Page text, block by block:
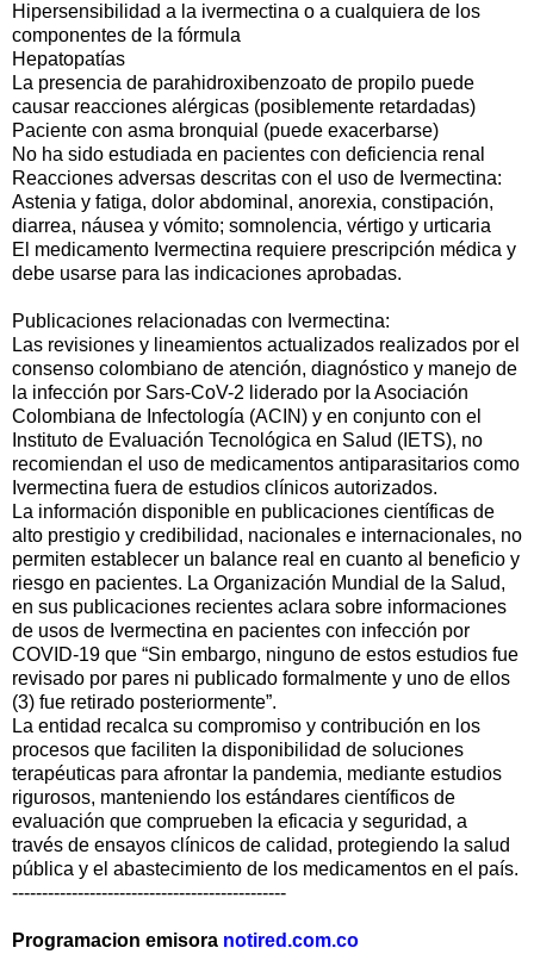
Hipersensibilidad a la ivermectina o a cualquiera de los
componentes de la fórmula
Hepatopatías
La presencia de parahidroxibenzoato de propilo puede
causar reacciones alérgicas (posiblemente retardadas)
Paciente con asma bronquial (puede exacerbarse)
No ha sido estudiada en pacientes con deficiencia renal
Reacciones adversas descritas con el uso de Ivermectina:
Astenia y fatiga, dolor abdominal, anorexia, constipación,
diarrea, náusea y vómito; somnolencia, vértigo y urticaria
El medicamento Ivermectina requiere prescripción médica y
debe usarse para las indicaciones aprobadas.
Publicaciones relacionadas con Ivermectina:
Las revisiones y lineamientos actualizados realizados por el
consenso colombiano de atención, diagnóstico y manejo de
la infección por Sars-CoV-2 liderado por la Asociación
Colombiana de Infectología (ACIN) y en conjunto con el
Instituto de Evaluación Tecnológica en Salud (IETS), no
recomiendan el uso de medicamentos antiparasitarios como
Ivermectina fuera de estudios clínicos autorizados.
La información disponible en publicaciones científicas de
alto prestigio y credibilidad, nacionales e internacionales, no
permiten establecer un balance real en cuanto al beneficio y
riesgo en pacientes. La Organización Mundial de la Salud,
en sus publicaciones recientes aclara sobre informaciones
de usos de Ivermectina en pacientes con infección por
COVID-19 que “Sin embargo, ninguno de estos estudios fue
revisado por pares ni publicado formalmente y uno de ellos
(3) fue retirado posteriormente”.
La entidad recalca su compromiso y contribución en los
procesos que faciliten la disponibilidad de soluciones
terapéuticas para afrontar la pandemia, mediante estudios
rigurosos, manteniendo los estándares científicos de
evaluación que comprueben la eficacia y seguridad, a
través de ensayos clínicos de calidad, protegiendo la salud
pública y el abastecimiento de los medicamentos en el país.
----------------------------------------------
Programacion emisora notired.com.co